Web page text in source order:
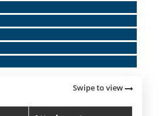
Swipe to view